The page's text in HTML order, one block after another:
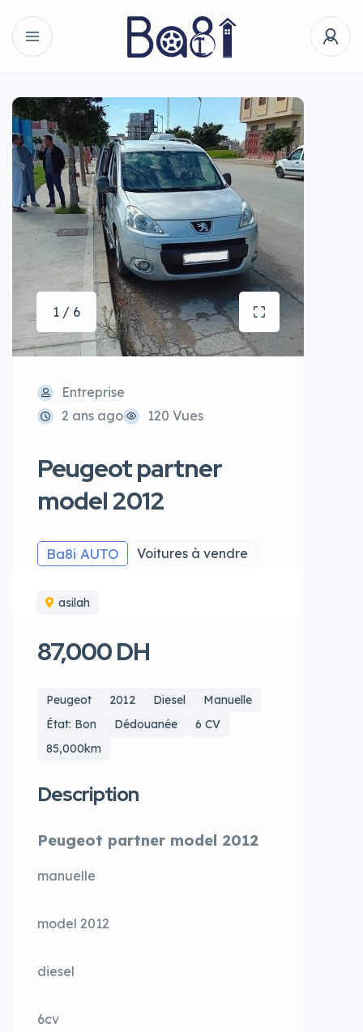
1 / 6
Entreprise
2 ans ago
120 Vues
Peugeot partner
model 2012
Ba8i AUTO Voitures à vendre
asilah
87,000 DH
Peugeot 2012 Diesel
Manuelle
État: Bon
Dédouanée
6 CV
85,000km
Description
Peugeot partner model 2012
manuelle
model 2012
diesel
6cv